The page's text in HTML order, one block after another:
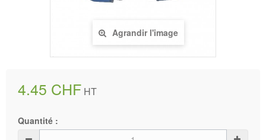
Agrandir l'image
4.45 CHF HT
Quantité :